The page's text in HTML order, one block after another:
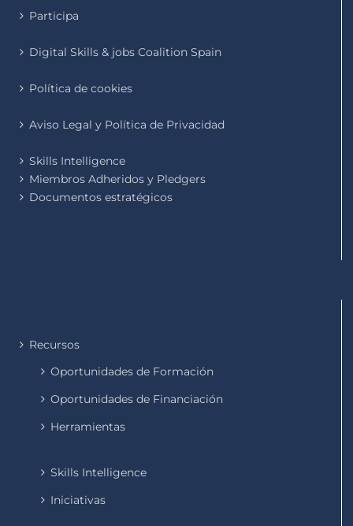
Participa
Digital Skills & jobs Coalition Spain
Política de cookies
Aviso Legal y Política de Privacidad
Skills Intelligence
Miembros Adheridos y Pledgers
Documentos estratégicos
Recursos
Oportunidades de Formación
Oportunidades de Financiación
Herramientas
Skills Intelligence
Iniciativas